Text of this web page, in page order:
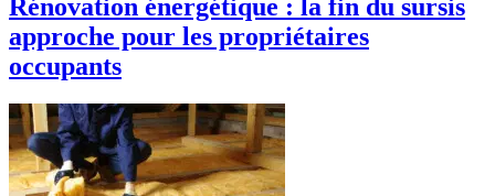
Rénovation énergétique : la fin du sursis
approche pour les propriétaires
occupants